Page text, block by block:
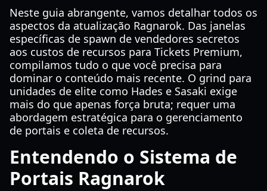
Neste guia abrangente, vamos detalhar todos os
aspectos da atualização Ragnarok. Das janelas
específicas de spawn de vendedores secretos
aos custos de recursos para Tickets Premium,
compilamos tudo o que você precisa para
dominar o conteúdo mais recente. O grind para
unidades de elite como Hades e Sasaki exige
mais do que apenas força bruta; requer uma
abordagem estratégica para o gerenciamento
de portais e coleta de recursos.
Entendendo o Sistema de
Portais Ragnarok